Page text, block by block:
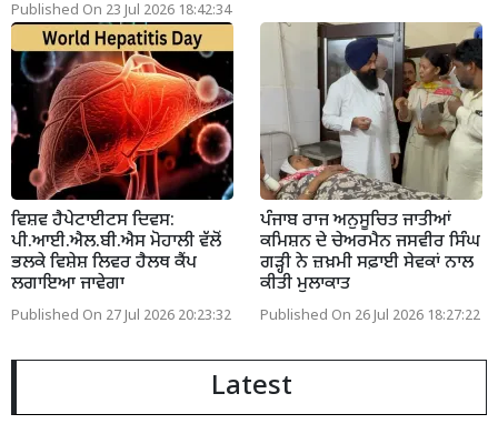
Published On 23 Jul 2026 18:42:34
ਵਿਸ਼ਵ ਹੈਪੇਟਾਈਟਸ ਦਿਵਸ:
ਪੀ.ਆਈ.ਐਲ.ਬੀ.ਐਸ ਮੋਹਾਲੀ ਵੱਲੋਂ
ਭਲਕੇ ਵਿਸ਼ੇਸ਼ ਲਿਵਰ ਹੈਲਥ ਕੈਂਪ
ਲਗਾਇਆ ਜਾਵੇਗਾ
Published On 27 Jul 2026 20:23:32
ਪੰਜਾਬ ਰਾਜ ਅਨੁਸੂਚਿਤ ਜਾਤੀਆਂ
ਕਮਿਸ਼ਨ ਦੇ ਚੇਅਰਮੈਨ ਜਸਵੀਰ ਸਿੰਘ
ਗੜ੍ਹੀ ਨੇ ਜ਼ਖ਼ਮੀ ਸਫ਼ਾਈ ਸੇਵਕਾਂ ਨਾਲ
ਕੀਤੀ ਮੁਲਾਕਾਤ
Published On 26 Jul 2026 18:27:22
Latest